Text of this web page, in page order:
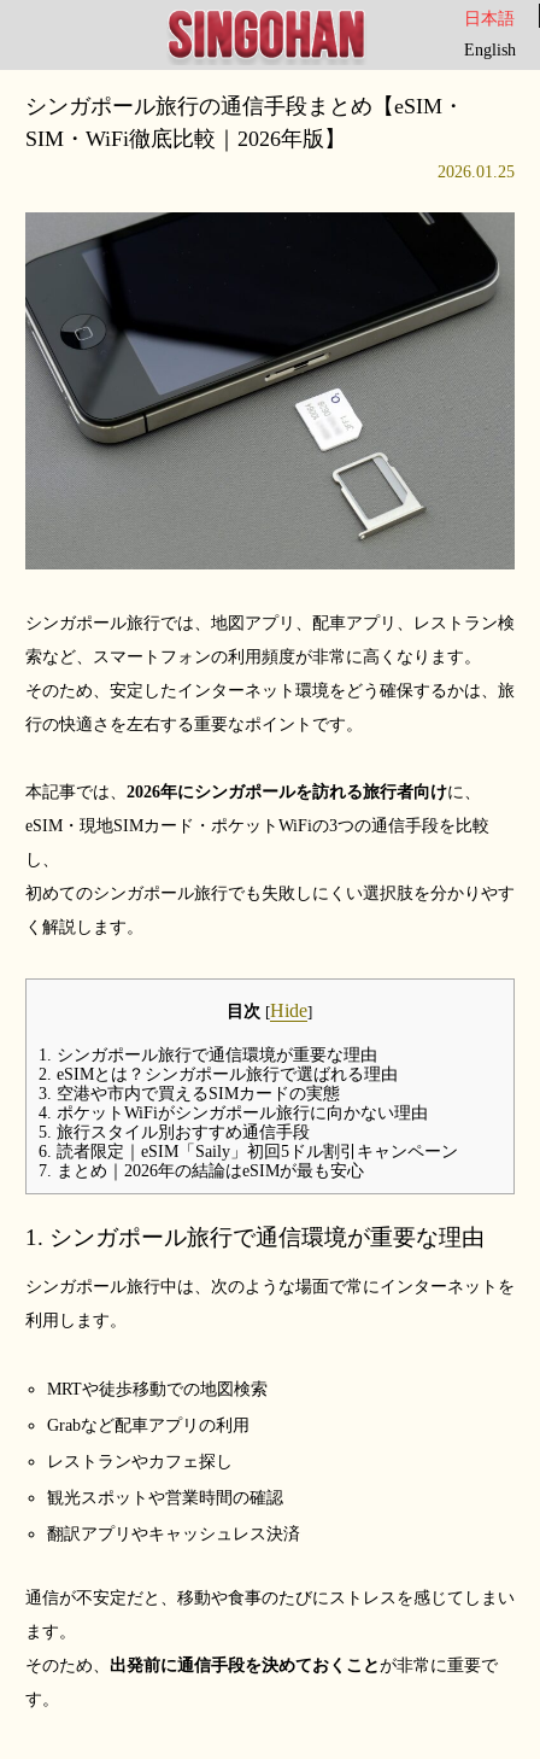
English
日本語
シンガポール旅行の通信手段まとめ【eSIM・
SIM・WiFi徹底比較｜2026年版】
2026.01.25
シンガポール旅行では、地図アプリ、配車アプリ、レストラン検
索など、スマートフォンの利用頻度が非常に高くなります。
そのため、安定したインターネット環境をどう確保するかは、旅
行の快適さを左右する重要なポイントです。
本記事では、 2026年にシンガポールを訪れる旅行者向けに、
eSIM・現地SIMカード・ポケットWiFiの3つの通信手段を比較
し、
初めてのシンガポール旅行でも失敗しにくい選択肢を分かりやす
く解説します。
目次 [Hide]
1. シンガポール旅行で通信環境が重要な理由
2. eSIMとは？シンガポール旅行で選ばれる理由
3. 空港や市内で買えるSIMカードの実態
4. ポケットWiFiがシンガポール旅行に向かない理由
5. 旅行スタイル別おすすめ通信手段
6. 読者限定｜eSIM「Saily」初回5ドル割引キャンペーン
7. まとめ｜2026年の結論はeSIMが最も安心
1. シンガポール旅行で通信環境が重要な理由
シンガポール旅行中は、次のような場面で常にインターネットを
利用します。
MRTや徒歩移動での地図検索
Grabなど配車アプリの利用
レストランやカフェ探し
観光スポットや営業時間の確認
翻訳アプリやキャッシュレス決済
通信が不安定だと、移動や食事のたびにストレスを感じてしまい
ます。
そのため、 出発前に通信手段を決めておくことが非常に重要で
す。